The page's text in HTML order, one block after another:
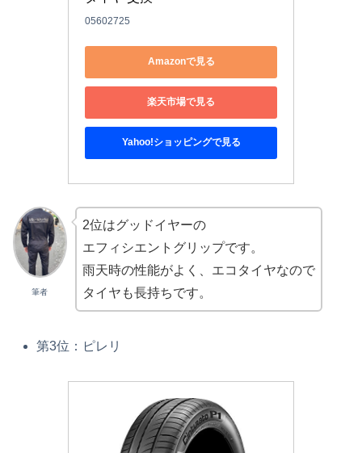
05602725
Amazonで見る
楽天市場で見る
Yahoo!ショッピングで見る
筆者
2位はグッドイヤーの
エフィシエントグリップです。
雨天時の性能がよく、エコタイヤなので
タイヤも長持ちです。
第3位：ピレリ